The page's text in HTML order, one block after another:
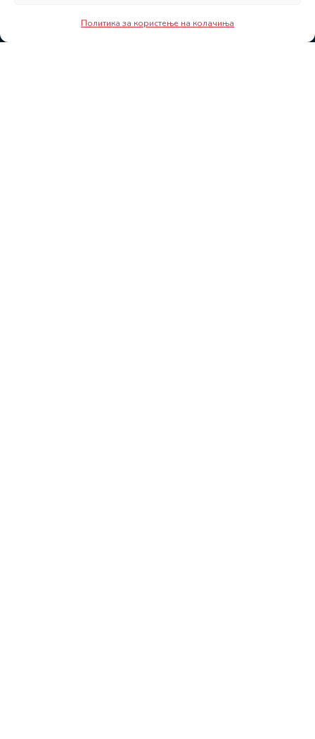
Политика за користење на колачиња